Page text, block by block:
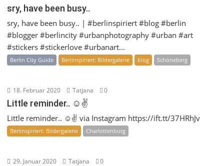
sry, have been busy..
sry, have been busy.. | #berlinspiriert #blog #berlin
#blogger #berlincity #urbanphotography #urban #art
#stickers #stickerlove #urbanart...
Berlin City Guide Berlinspiriert: Bildergalerie blog Schöneberg
18. Februar 2020 Tatjana 0
Little reminder.. ☺️✌️
Little reminder.. ☺️✌️ via Instagram https://ift.tt/37HRhJv
Berlinspiriert: Bildergalerie Charlottenburg
29. Januar 2020 Tatjana 0